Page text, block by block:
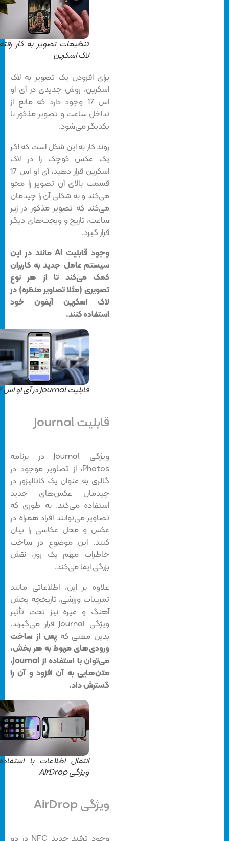
تنظیمات تصویر به کار رفته در
لاک اسکرین
برای افزودن یک تصویر به لاک
اسکرین، روش جدیدی در آی او
اس 17 وجود دارد که مانع از
تداخل ساعت و تصویر مذکور با
یکدیگر می‌شود.
روند کار به این شکل است که اگر
یک عکس کوچک را در لاک
اسکرین قرار دهید، آی او اس 17
قسمت بالای آن تصویر را محو
می‌کند و به شکلی آن را چیدمان
می‌کند که تصویر مذکور در زیر
ساعت، تاریخ و ویجت‌های دیگر
قرار گیرد.
وجود قابلیت AI مانند در این
سیستم عامل جدید به کاربران
کمک می‌کند تا از هر نوع
تصویری (مثلا تصاویر منظره) در
لاک اسکرین آیفون خود
استفاده کنند.
قابلیت Journal در آی او اس 17
قابلیت Journal
ویژگی Journal در برنامه
Photos، از تصاویر موجود در
گالری به عنوان یک کاتالیزور در
چیدمان عکس‌های جدید
استفاده می‌کند. به طوری که
تصاویر می‌توانند افراد همراه در
عکس و محل عکاسی را بیان
کنند. این موضوع در ساخت
خاطرات مهم یک روز، نقش
بزرگی ایفا می‌کند.
علاوه بر این، اطلاعاتی مانند
تمرینات ورزشی، تاریخچه پخش
آهنگ و غیره نیز تحت تأثیر
ویژگی Journal قرار می‌گیرند.
بدین معنی کهپس از ساخت
ورودی‌های مربوط به هر بخش،
می‌توان با استفاده از Journal،
متن‌هایی به آن افزود و آن را
گسترش داد.
انتقال اطلاعات با استفاده از
ویژگی AirDrop
ویژگی AirDrop